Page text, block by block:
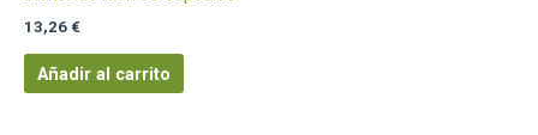
13,26 €
Añadir al carrito